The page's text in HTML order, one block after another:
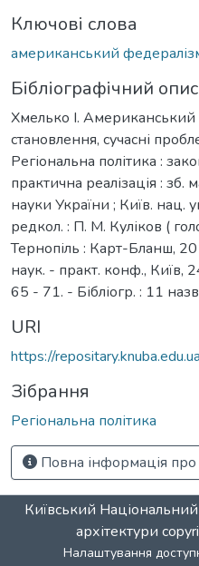
Ключові слова
американський
Бібліографічний опис
Хмелько І. Американський
становлення, сучасні
Регіональна політика :
практична реалізація : зб.
науки України ; Київ. нац.
редкол. : П. М. Куліков (
Тернопіль : Карт-Бланш,
наук. - практ. конф., Київ,
65 - 71. - Бібліогр. : 11
URI
https://
Зібрання
Регіональна політика
Повна інформація
Київський Національний
архітектури
Налаштування